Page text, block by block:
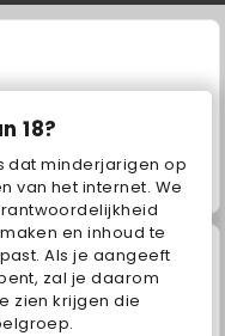
18?
dat minderjarigen op
van het internet. We
en inhoud te
Als je aangeeft
zal je daarom
zien krijgen die
and the Bear: Meadows